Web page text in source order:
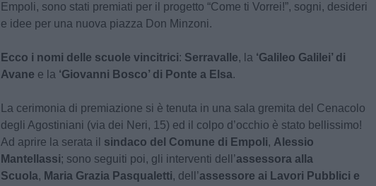
Empoli, sono stati premiati per il progetto “Come ti Vorrei!”, sogni, desideri
e idee per una nuova piazza Don Minzoni.
Ecco i nomi delle scuole vincitrici: Serravalle, la ‘Galileo Galilei’ di
Avane e la ‘Giovanni Bosco’ di Ponte a Elsa.
La cerimonia di premiazione si è tenuta in una sala gremita del Cenacolo
degli Agostiniani (via dei Neri, 15) ed il colpo d’occhio è stato bellissimo!
Ad aprire la serata il sindaco del Comune di Empoli, Alessio
Mantellassi; sono seguiti poi, gli interventi dell’assessora alla
Scuola, Maria Grazia Pasqualetti, dell’assessore ai Lavori Pubblici e